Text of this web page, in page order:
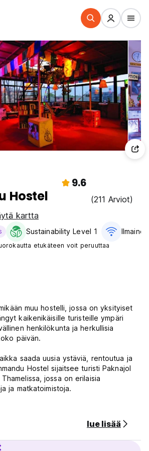
Hostel
9.6
(211 Arviot)
kartta
Sustainability Level 1
etukäteen voit peruuttaa
muu hostelli, jossa on yksityiset
kaikenikäisille turisteille ympäri
henkilökunta ja herkullisia
päivän.
saada uusia ystäviä, rentoutua ja
Hostel sijaitsee turisti Paknajol
jossa on erilaisia
ja matkatoimistoja.
ja Kathmandun laaksoon, erittäin
saatavilla ilmaiseksi koko
ja ruoka tarjoillaan
lue lisää